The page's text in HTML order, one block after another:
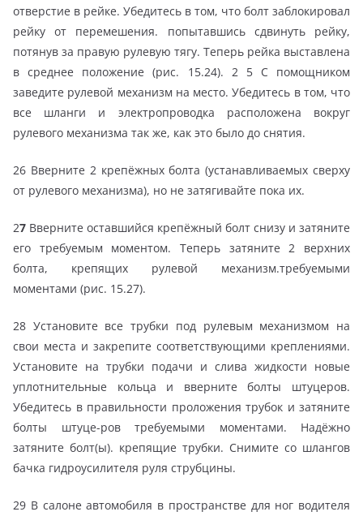
отверстие в рейке. Убедитесь в том, что болт заблокировал
рейку от перемешения. попытавшись сдвинуть рейку,
потянув за правую рулевую тягу. Теперь рейка выставлена
в среднее положение (рис. 15.24). 2 5 С помощником
заведите рулевой механизм на место. Убедитесь в том, что
все шланги и электропроводка расположена вокруг
рулевого механизма так же, как это было до снятия.
26 Вверните 2 крепёжных болта (устанавливаемых сверху
от рулевого механизма), но не затягивайте пока их.
27 Вверните оставшийся крепёжный болт снизу и затяните
его требуемым моментом. Теперь затяните 2 верхних
болта, крепящих рулевой механизм.требуемыми
моментами (рис. 15.27).
28 Установите все трубки под рулевым механизмом на
свои места и закрепите соответствующими креплениями.
Установите на трубки подачи и слива жидкости новые
уплотнительные кольца и вверните болты штуцеров.
Убедитесь в правильности проложения трубок и затяните
болты штуце-ров требуемыми моментами. Надёжно
затяните болт(ы). крепящие трубки. Снимите со шлангов
бачка гидроусилителя руля струбцины.
29 В салоне автомобиля в пространстве для ног водителя